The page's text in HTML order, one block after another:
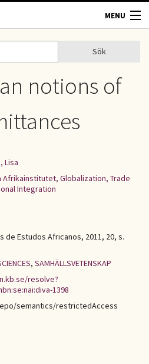
MENU
Sök
notions of
Lisa
Afrikainstitutet, Globalization, Trade
Integration
de Estudos Africanos, 2011, 20, s.
, SAMHÄLLSVETENSKAP
resolve?
1398
semantics/restrictedAccess